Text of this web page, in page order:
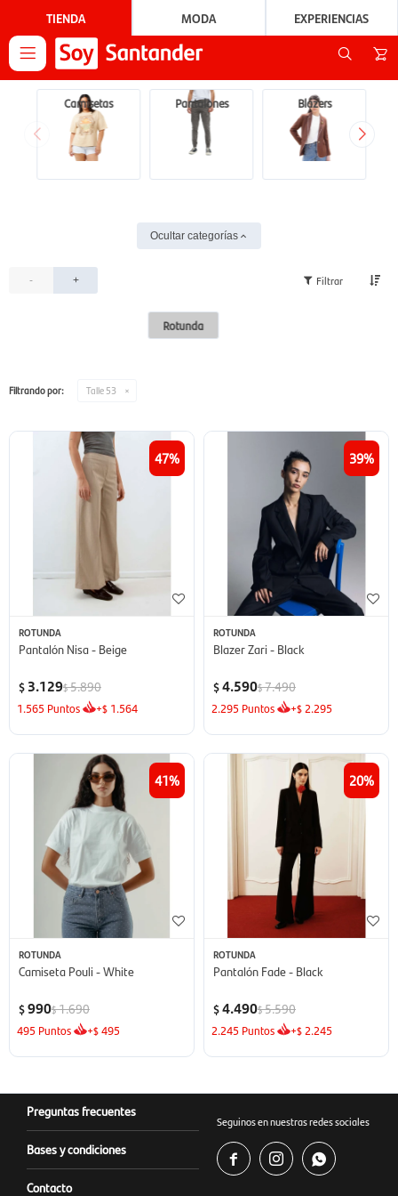
TIENDA MODA EXPERIENCIAS

Camisetas Pantalones Blazers
Ocultar categorías
- +
Rotunda
Filtrando por: Talle 53
47
ROTUNDA
Pantalón Nisa - Beige
$ 3.129$5.890
1.565 Puntos +$ 1.564
39
ROTUNDA
Blazer Zari - Black
$4.590$7.490
2.295 Puntos +$ 2.295
41
ROTUNDA
Camiseta Pouli - White
$990$1.690
495 Puntos +$495
20
ROTUNDA
Pantalón Fade - Black
$4.490$5.590
2.245 Puntos +$ 2.245
Preguntas frecuentes
Bases y condiciones
Contacto
Seguinos en nuestras redes sociales
  